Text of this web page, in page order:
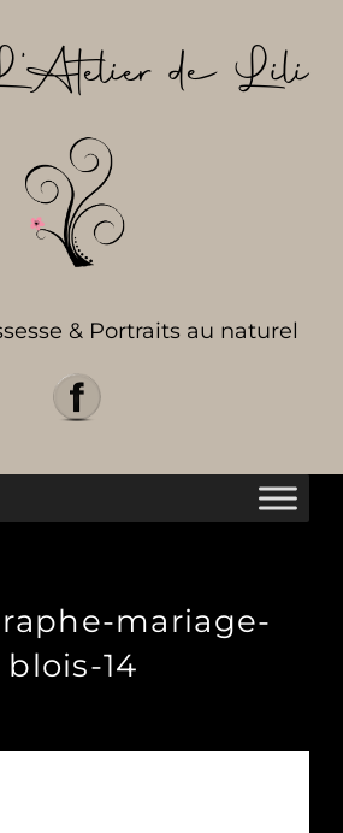
de Lili
& Portraits au naturel
mariage-
blois-14